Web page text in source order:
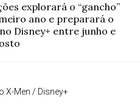
explorará o “gancho”
ano e preparará o
Disney+ entre junho e
X-Men / Disney+